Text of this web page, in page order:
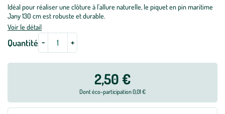
Idéal pour réaliser une clôture à l'allure naturelle, le piquet en pin maritime
Jany 130 cm est robuste et durable.
Voir le détail
Quantité - +
2,50 €
Dont éco-participation 0,01 €